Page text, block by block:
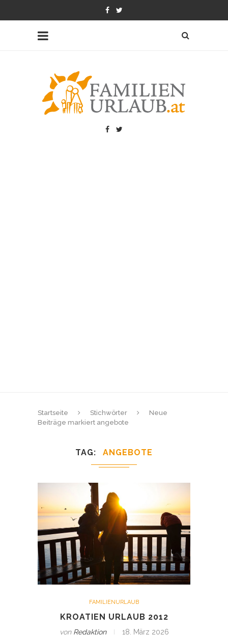
Startseite Stichwörter
Neue
Beiträge markiert angebote
TAG ANGEBOTE
FAMILIENURLAUB
KROATIEN URLAUB 2012
von Redaktion 18. März 2026